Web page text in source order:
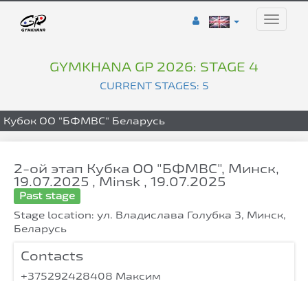
Toggle
GYMKHANA GP 2026: STAGE 4
CURRENT STAGES: 5
Кубок ОО "БФМВС" Беларусь
2-ой этап Кубка ОО "БФМВС", Минск,
19.07.2025 , Minsk , 19.07.2025
Past stage
Stage location: ул. Владислава Голубка 3, Минск,
Беларусь
Contacts
+375292428408 Максим